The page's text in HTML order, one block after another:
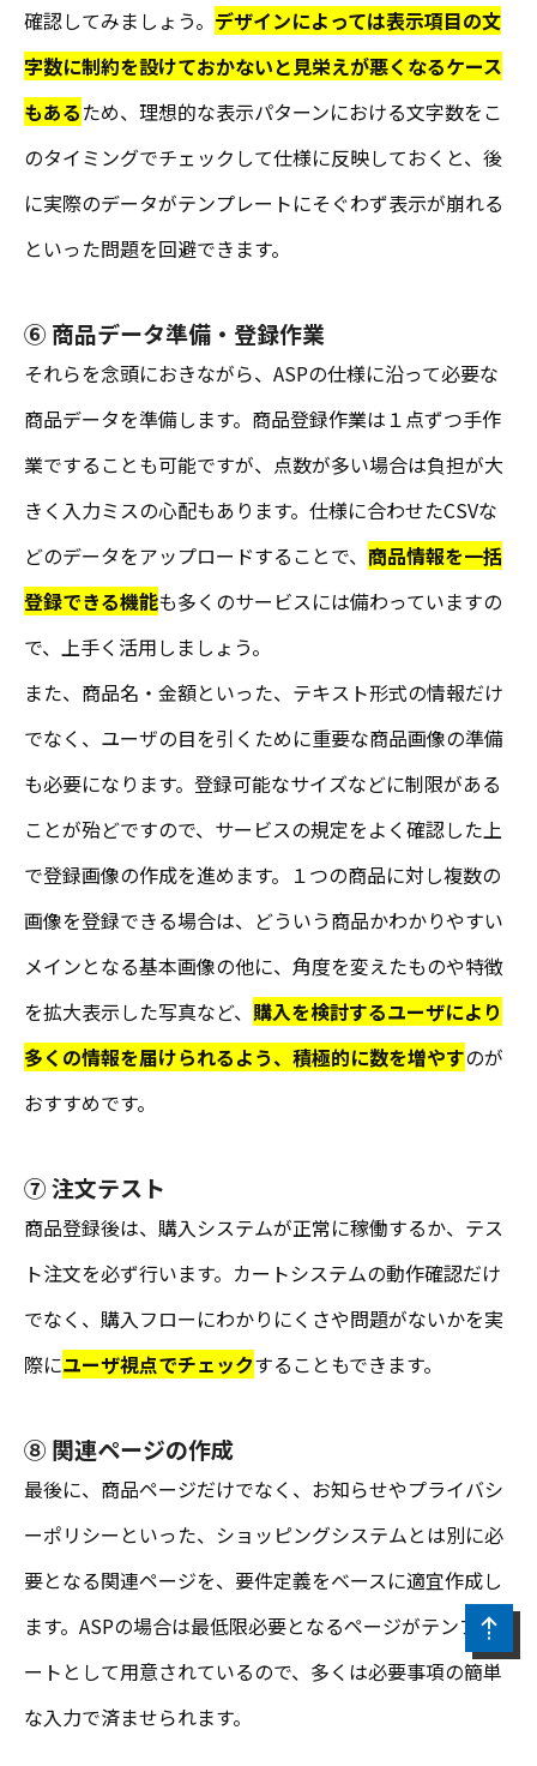
確認してみましょう。 デザインによっては表示項目の文
字数に制約を設けておかないと見栄えが悪くなるケース
もあるため、理想的な表示パターンにおける文字数をこ
のタイミングでチェックして仕様に反映しておくと、後
に実際のデータがテンプレートにそぐわず表示が崩れる
といった問題を回避できます。
⑥ 商品データ準備・登録作業
それらを念頭におきながら、ASPの仕様に沿って必要な
商品データを準備します。商品登録作業は１点ずつ手作
業ですることも可能ですが、点数が多い場合は負担が大
きく入力ミスの心配もあります。仕様に合わせたCSVな
どのデータをアップロードすることで、 商品情報を一括
登録できる機能も多くのサービスには備わっていますの
で、上手く活用しましょう。
また、商品名・金額といった、テキスト形式の情報だけ
でなく、ユーザの目を引くために重要な商品画像の準備
も必要になります。登録可能なサイズなどに制限がある
ことが殆どですので、サービスの規定をよく確認した上
で登録画像の作成を進めます。１つの商品に対し複数の
画像を登録できる場合は、どういう商品かわかりやすい
メインとなる基本画像の他に、角度を変えたものや特徴
を拡大表示した写真など、 購入を検討するユーザにより
多くの情報を届けられるよう、積極的に数を増やすのが
おすすめです。
⑦ 注文テスト
商品登録後は、購入システムが正常に稼働するか、テス
ト注文を必ず行います。カートシステムの動作確認だけ
でなく、購入フローにわかりにくさや問題がないかを実
際にユーザ視点でチェックすることもできます。
⑧ 関連ページの作成
最後に、商品ページだけでなく、お知らせやプライバシ
ーポリシーといった、ショッピングシステムとは別に必
要となる関連ページを、要件定義をベースに適宜作成し
ます。ASPの場合は最低限必要となるページがテンプレ
ートとして用意されているので、多くは必要事項の簡単
な入力で済ませられます。